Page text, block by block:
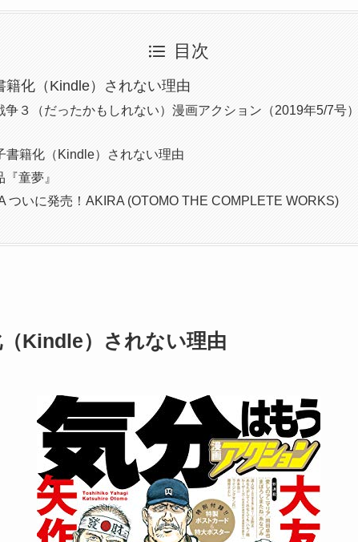
目次
籍化（Kindle）されない理由
争３（だったかもしれない）漫画アクション（2019年5/7号
書籍化（Kindle）されない理由
童夢』
ついに発売！AKIRA (OTOMO THE COMPLETE WORKS)
Kindle）されない理由